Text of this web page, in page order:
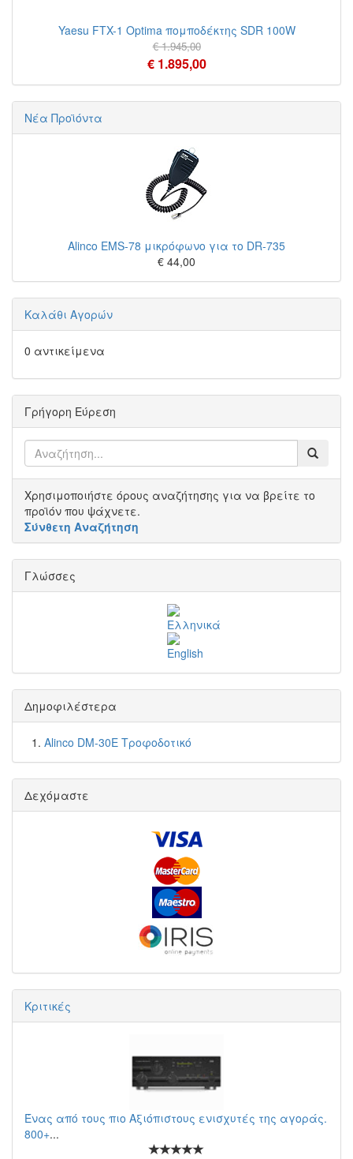
Yaesu FTX-1 Optima πομποδέκτης SDR 100W
€ 1.945,00
€ 1.895,00
Νέα Προϊόντα
Alinco EMS-78 μικρόφωνο για το DR-735
€ 44,00
Καλάθι Αγορών
0 αντικείμενα
Γρήγορη Εύρεση
Χρησιμοποιήστε όρους αναζήτησης για να βρείτε το
προϊόν που ψάχνετε.
Σύνθετη Αναζήτηση
Γλώσσες
Δημοφιλέστερα
Alinco DM-30E Τροφοδοτικό
Δεχόμαστε
Κριτικές
Ένας από τους πιο Αξιόπιστους ενισχυτές της αγοράς.
800+...